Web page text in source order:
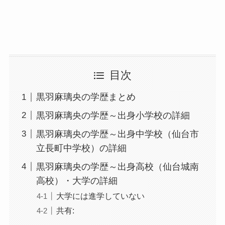
目次
黒羽麻璃央の学歴まとめ
黒羽麻璃央の学歴～出身小学校の詳細
黒羽麻璃央の学歴～出身中学校（仙台市
立長町中学校）の詳細
黒羽麻璃央の学歴～出身高校（仙台城南
高校）・大学の詳細
大学には進学していない
共有: